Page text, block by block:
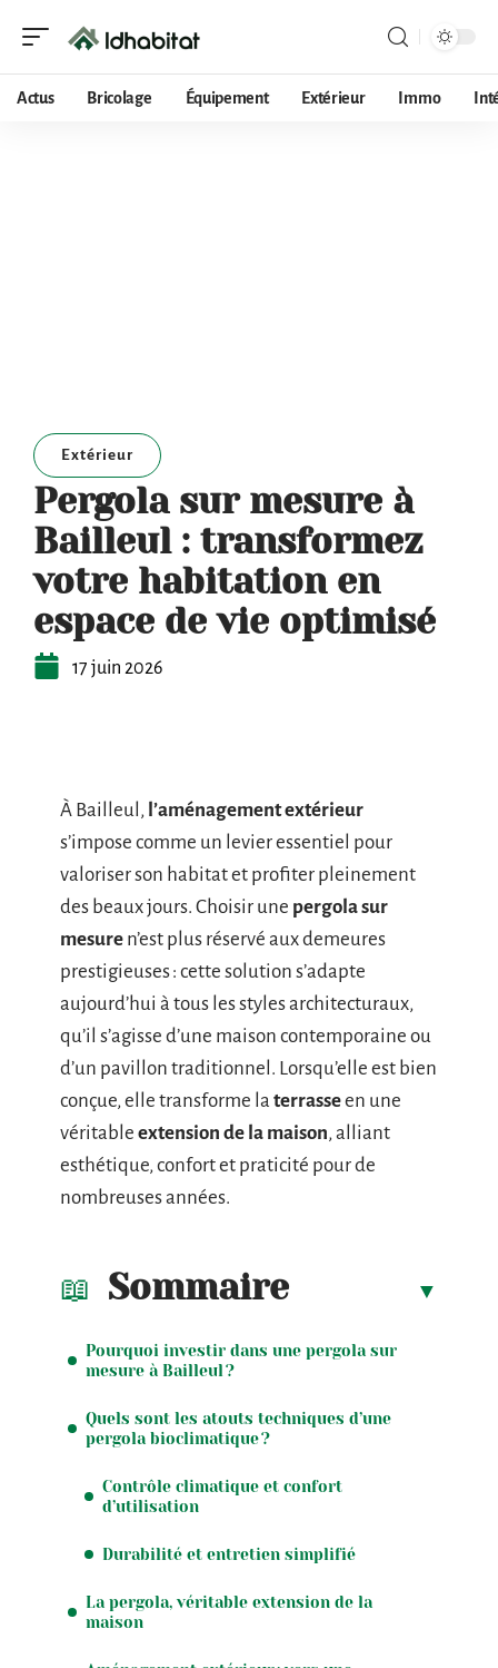
Actus Bricolage Équipement Extérieur Immo
Extérieur
Pergola sur mesure à
Bailleul : transformez
votre habitation en
espace de vie optimisé
17 juin 2026
À Bailleul, l’aménagement extérieur
s’impose comme un levier essentiel pour
valoriser son habitat et profiter pleinement
des beaux jours. Choisir une pergola sur
mesure n’est plus réservé aux demeures
prestigieuses : cette solution s’adapte
aujourd’hui à tous les styles architecturaux,
qu’il s’agisse d’une maison contemporaine ou
d’un pavillon traditionnel. Lorsqu’elle est bien
conçue, elle transforme la terrasseen une
véritable extension de la maison, alliant
esthétique, confort et praticité pour de
nombreuses années.
Sommaire
Pourquoi investir dans une pergola sur
mesure à Bailleul ?
Quels sont les atouts techniques d’une
pergola bioclimatique ?
Contrôle climatique et confort
d’utilisation
Durabilité et entretien simplifié
La pergola, véritable extension de la
maison